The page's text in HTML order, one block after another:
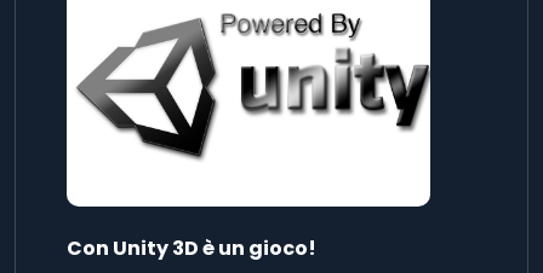
Con Unity 3D è un gioco!